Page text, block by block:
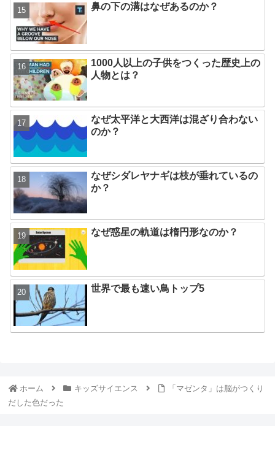
鼻の下の溝はなぜあるのか？
1000人以上の子供をつくった歴史上の
人物とは？
なぜ太平洋と大西洋は混ざり合わない
のか？
なぜシダレヤナギは枝が垂れているの
か？
なぜ惑星の軌道は楕円形なのか？
世界で最も速い鳥トップ5
ホーム キッズサイエンス
「マゼンタ」は脳がつくり
だした色だった